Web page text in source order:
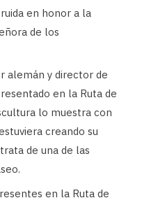
en honor a la
de los
alemán y director de
en la Ruta de
lo muestra con
creando su
de una de las
en la Ruta de